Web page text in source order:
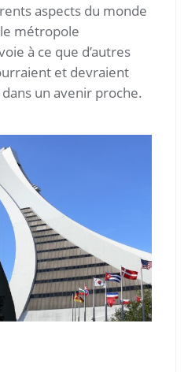
aspects du monde
métropole
à ce que d’autres
et devraient
un avenir proche.